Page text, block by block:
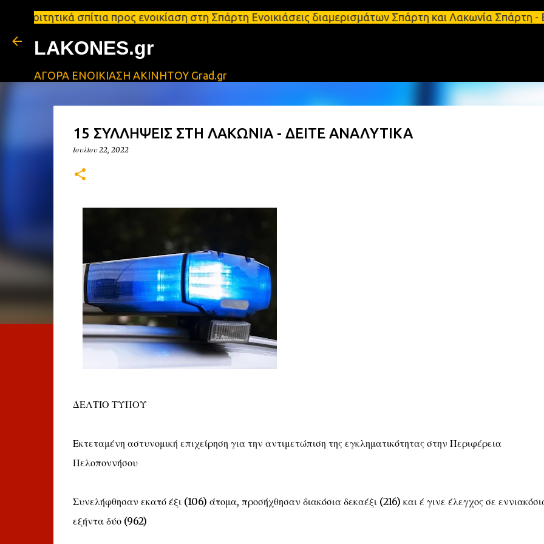
Μετάβαση στο κύριο περιεχόμενο
σπίτια προς ενοικίαση στη Σπάρτη Ενοικιάσεις διαμερισμάτων Σπάρτη και Λακωνία Σπάρτη -
LAKONES.gr
ΑΓΟΡΑ ΕΝΟΙΚΙΑΣΗ ΑΚΙΝΗΤΟΥ Grad.gr
15 ΣΥΛΛΗΨΕΙΣ ΣΤΗ ΛΑΚΩΝΙΑ - ΔΕΙΤΕ ΑΝΑΛΥΤΙΚΑ
Ιουλίου 22, 2022
ΔΕΛΤΙΟ ΤΥΠΟΥ
Εκτεταμένη αστυνομική επιχείρηση για την αντιμετώπιση της εγκληματικότητας στην Περιφέρεια
Πελοποννήσου
Συνελήφθησαν εκατό έξι (106) άτομα, προσήχθησαν διακόσια δεκαέξι (216) και έ γινε έλεγχος σε
εξήντα δύο (962)